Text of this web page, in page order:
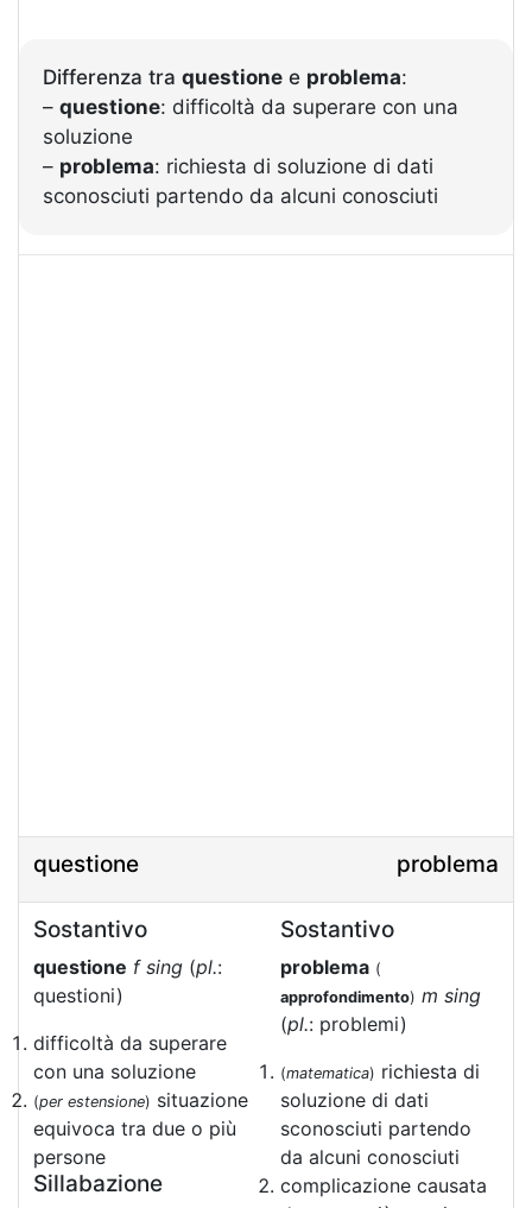
Differenza tra questione e problema:
– questione: difficoltà da superare con una
soluzione
– problema: richiesta di soluzione di dati
sconosciuti partendo da alcuni conosciuti
questione problema
Sostantivo
questione f sing (pl.:
questioni)
difficoltà da superare
con una soluzione
(per estensione) situazione
equivoca tra due o più
persone
Sillabazione
Sostantivo
problema (
approfondimento) m sing
(pl.: problemi)
(matematica) richiesta di
soluzione di dati
sconosciuti partendo
da alcuni conosciuti
complicazione causata